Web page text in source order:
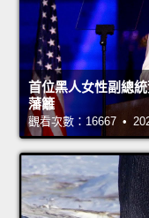
首位黑人女性副總
藩籬
觀看次數：16667 •